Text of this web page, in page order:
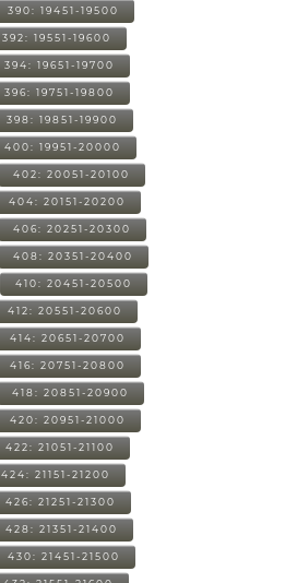
390: 19451-19500
392: 19551-19600
394: 19651-19700
396: 19751-19800
398: 19851-19900
400: 19951-20000
402: 20051-20100
404: 20151-20200
406: 20251-20300
408: 20351-20400
410: 20451-20500
412: 20551-20600
414: 20651-20700
416: 20751-20800
418: 20851-20900
420: 20951-21000
422: 21051-21100
424: 21151-21200
426: 21251-21300
428: 21351-21400
430: 21451-21500